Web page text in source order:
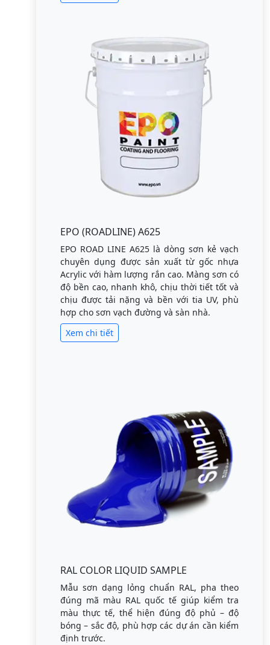
EPO (ROADLINE) A625
EPO ROAD LINE A625 là dòng sơn kẻ vạch
chuyên dụng được sản xuất từ gốc nhựa
Acrylic với hàm lượng rắn cao. Màng sơn có
độ bền cao, nhanh khô, chịu thời tiết tốt và
chịu được tải nặng và bền với tia UV, phù
hợp cho sơn vạch đường và sàn nhà.
Xem chi tiết
RAL COLOR LIQUID SAMPLE
Mẫu sơn dạng lỏng chuẩn RAL, pha theo
đúng mã màu RAL quốc tế giúp kiểm tra
màu thực tế, thể hiện đúng độ phủ – độ
bóng – sắc độ, phù hợp các dự án cần kiểm
định trước.